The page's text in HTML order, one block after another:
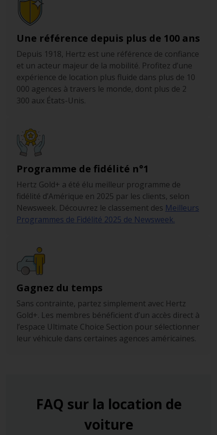
à l’intérieur, les mains sur le volant.
Les bus scolaires jaunes sont protégés par une loi qui
interdit strictement leur dépassement ou leur
croisement lorsqu’ils indiquent, par un voyant jaune,
que les enfants sont en train de monter ou descendre.
Soyez vigilent, notamment en sens inverse.
Il est strictement interdit à Baltimore de jeter vos
ordures par la fenêtre, d’utiliser votre téléphone en
de fumer au volant.
Une référence depuis plus de 100 ans
Depuis 1918, Hertz est une référence de confiance
et un acteur majeur de la mobilité. Profitez d’une
expérience de location plus fluide dans plus de 10
000 agences à travers le monde, dont plus de 2
300 aux États-Unis.
Programme de fidélité n°1
Hertz Gold+ a été élu meilleur programme de
fidélité d’Amérique en 2025 par les clients, selon
Newsweek. Découvrez le classement des Meilleurs
Programmes de Fidélité 2025 de Newsweek.
Gagnez du temps
Sans contrainte, partez simplement avec Hertz
Gold+. Les membres bénéficient d’un accès direct à
l’espace Ultimate Choice Section pour sélectionner
leur véhicule dans certaines agences américaines.
FAQ sur la location de
voiture